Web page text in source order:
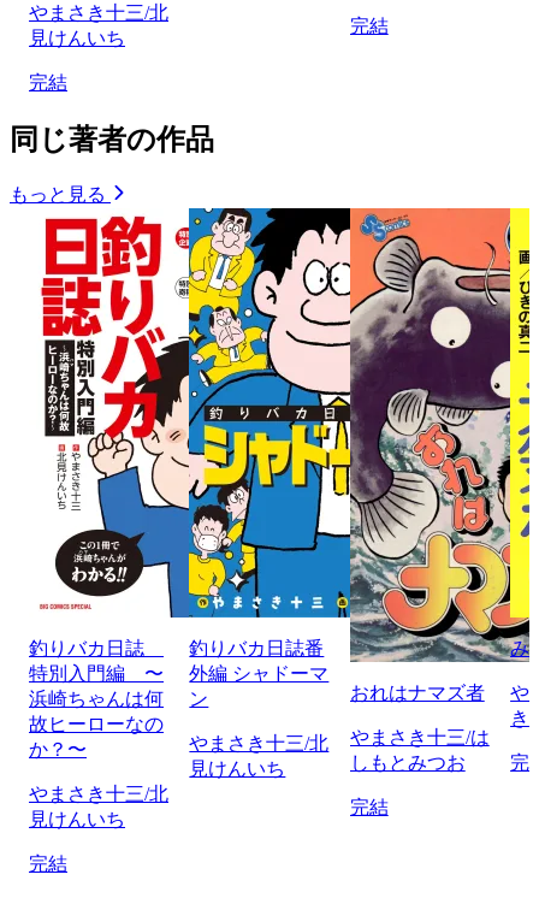
やまさき十三/北
見けんいち
完結
完結
同じ著者の作品
もっと見る
釣りバカ日誌
特別入門編 〜
浜崎ちゃんは何
故ヒーローなの
か？〜
やまさき十三/北
見けんいち
完結
釣りバカ日誌番
外編 シャドーマ
ン
やまさき十三/北
見けんいち
おれはナマズ者
やまさき十三/は
しもとみつお
完結
み
や
き
完